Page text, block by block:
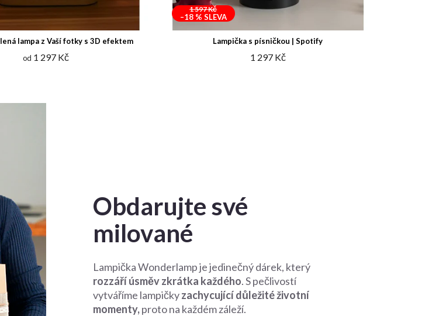
lampa z Vaší fotky s 3D efektem
od 1 297 Kč
1 597 Kč
–18 %
Lampička s písničkou | Spotify
1 297 Kč
Obdarujte své
milované
Lampička Wonderlamp je jedinečný dárek, který
rozzáří úsměv zkrátka každého. S pečlivostí
vytváříme lampičkyzachycující důležité životní
momenty,proto na každém záleží.